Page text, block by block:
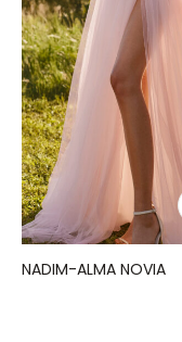
NADIM-ALMA NOVIA